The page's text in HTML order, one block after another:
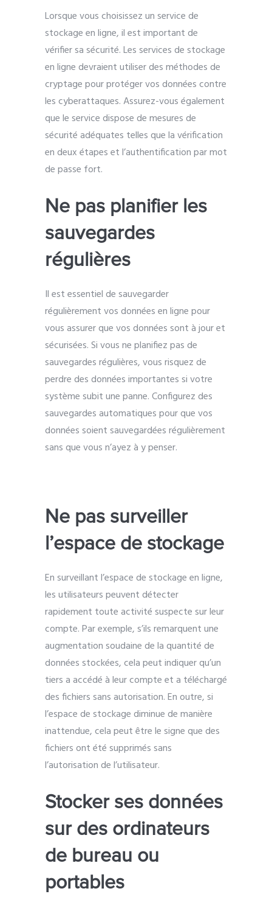
Lorsque vous choisissez un service de
stockage en ligne, il est important de
vérifier sa sécurité. Les services de stockage
en ligne devraient utiliser des méthodes de
cryptage pour protéger vos données contre
les cyberattaques. Assurez-vous également
que le service dispose de mesures de
sécurité adéquates telles que la vérification
en deux étapes et l’authentification par mot
de passe fort.
Ne pas planifier les
sauvegardes
régulières
Il est essentiel de sauvegarder
régulièrement vos données en ligne pour
vous assurer que vos données sont à jour et
sécurisées. Si vous ne planifiez pas de
sauvegardes régulières, vous risquez de
perdre des données importantes si votre
système subit une panne. Configurez des
sauvegardes automatiques pour que vos
données soient sauvegardées régulièrement
sans que vous n’ayez à y penser.
Ne pas surveiller
l’espace de stockage
En surveillant l’espace de stockage en ligne,
les utilisateurs peuvent détecter
rapidement toute activité suspecte sur leur
compte. Par exemple, s’ils remarquent une
augmentation soudaine de la quantité de
données stockées, cela peut indiquer qu’un
tiers a accédé à leur compte et a téléchargé
des fichiers sans autorisation. En outre, si
l’espace de stockage diminue de manière
inattendue, cela peut être le signe que des
fichiers ont été supprimés sans
l’autorisation de l’utilisateur.
Stocker ses données
sur des ordinateurs
de bureau ou
portables